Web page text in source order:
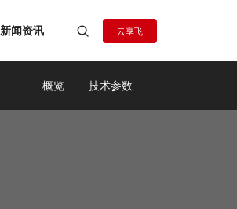
新闻资讯 云享飞
概览 技术参数